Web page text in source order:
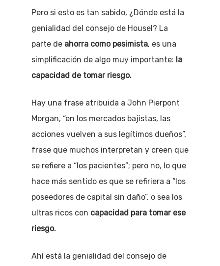
Pero si esto es tan sabido, ¿Dónde está la
genialidad del consejo de Housel? La
parte de ahorra como pesimista, es una
simplificación de algo muy importante: la
capacidad de tomar riesgo.
Hay una frase atribuida a John Pierpont
Morgan, “en los mercados bajistas, las
acciones vuelven a sus legítimos dueños”,
frase que muchos interpretan y creen que
se refiere a “los pacientes”; pero no, lo que
hace más sentido es que se refiriera a “los
poseedores de capital sin daño”, o sea los
ultras ricos con capacidad para tomar ese
riesgo.
Ahí está la genialidad del consejo de